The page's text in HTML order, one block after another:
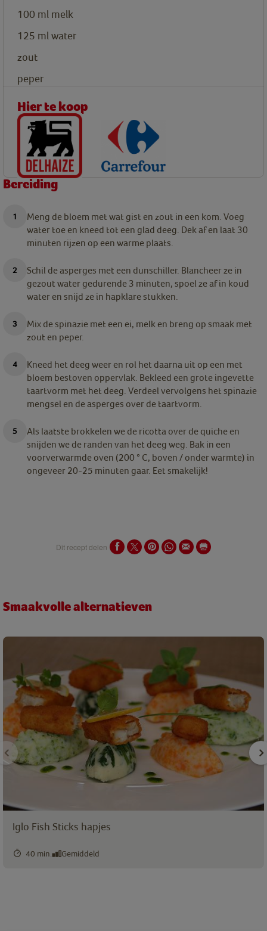
100 ml melk
125 mlwater
zout
peper
Hier te koop
Bereiding
Meng de bloem met wat gist en zout in een kom. Voeg
water toe en kneed tot een glad deeg. Dek af en laat 30
minuten rijzen op een warme plaats.
Schil de asperges met een dunschiller. Blancheer ze in
gezout water gedurende 3 minuten, spoel ze af in koud
water en snijd ze in hapklare stukken.
Mix de spinazie met een ei, melk en breng op smaak met
zout en peper.
Kneed het deeg weer en rol het daarna uit op een met
bloem bestoven oppervlak. Bekleed een grote ingevette
taartvorm met het deeg. Verdeel vervolgens het spinazie
mengsel en de asperges over de taartvorm.
Als laatste brokkelen we de ricotta over de quiche en
snijden we de randen van het deeg weg. Bak in een
voorverwarmde oven (200 ° C, boven / onder warmte) in
ongeveer 20-25 minuten gaar. Eet smakelijk!
Dit recept delen
Smaakvolle alternatieven
Iglo Fish Sticks hapjes
40 min. Gemiddeld